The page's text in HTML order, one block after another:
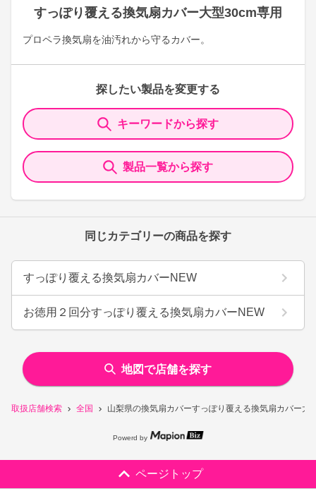
取扱店舗検索 全国 山梨県の換気扇カバーすっぽり覆える換気扇カバー大
すっぽり覆える換気扇カバー大型30cm専用
プロペラ換気扇を油汚れから守るカバー。
探したい製品を変更する
キーワードから探す
製品一覧から探す
同じカテゴリーの商品を探す
すっぽり覆える換気扇カバーNEW
お徳用２回分すっぽり覆える換気扇カバーNEW
地図で店舗を探す
Powerd by
ページトップ